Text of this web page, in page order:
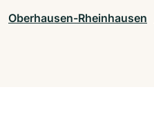
Oberhausen-Rheinhausen